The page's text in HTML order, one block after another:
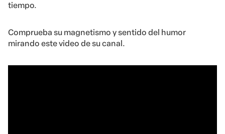
tiempo.
Comprueba su magnetismo y sentido del humor
mirando este video de su canal.